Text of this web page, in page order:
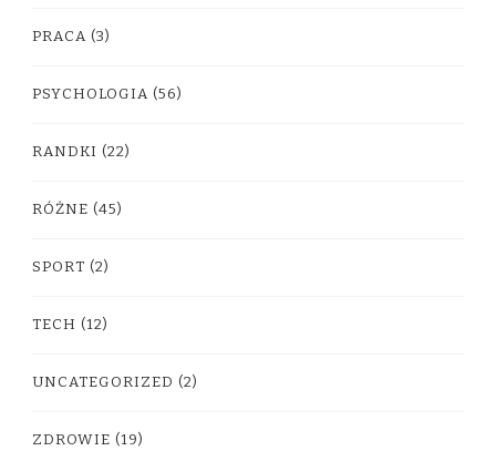
PRACA (3)
PSYCHOLOGIA (56)
RANDKI (22)
RÓŻNE (45)
SPORT (2)
TECH (12)
UNCATEGORIZED (2)
ZDROWIE (19)